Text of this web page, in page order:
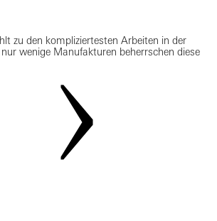
zu den kompliziertesten Arbeiten in der
wenige Manufakturen beherrschen diese